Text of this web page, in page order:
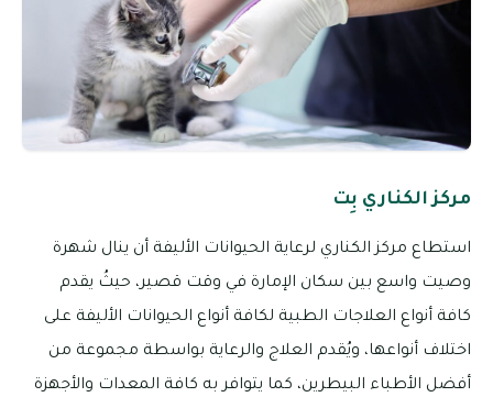
مركز الكناري بِت
استطاع مركز الكناري لرعاية الحيوانات الأليفة أن ينال شهرة
وصيت واسع بين سكان الإمارة في وقت قصير، حيثُ يقدم
كافة أنواع العلاجات الطبية لكافة أنواع الحيوانات الأليفة على
اختلاف أنواعها، ويُقدم العلاج والرعاية بواسطة مجموعة من
أفضل الأطباء البيطرين، كما يتوافر به كافة المعدات والأجهزة